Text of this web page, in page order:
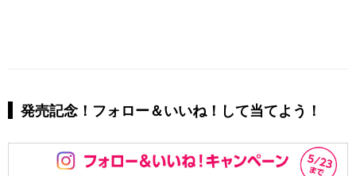
発売記念！フォロー＆いいね！して当てよう！